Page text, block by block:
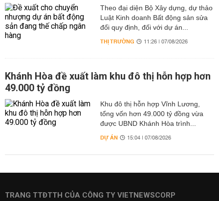
Theo đại diện Bộ Xây dựng, dự thảo
Luật Kinh doanh Bất động sản sửa
đổi quy định, đối với dự án...
THỊ TRƯỜNG 11:26 | 07/08/2026
Khánh Hòa đề xuất làm khu đô thị hỗn hợp hơn
49.000 tỷ đồng
Khu đô thị hỗn hợp Vĩnh Lương,
tổng vốn hơn 49.000 tỷ đồng vừa
được UBND Khánh Hòa trình...
DỰ ÁN 15:04 | 07/08/2026
TRANG TTĐTTH CỦA CÔNG TY VIETNEWSCORP